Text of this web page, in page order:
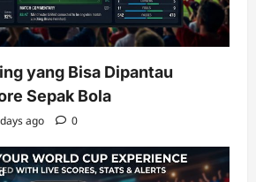
yang Bisa Dipantau
Sepak Bola
ago 0